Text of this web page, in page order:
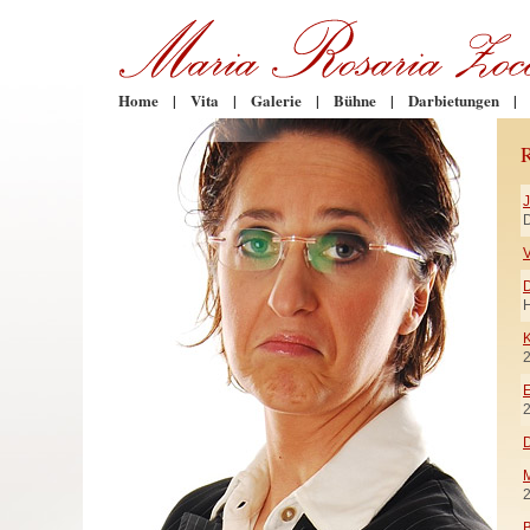
Home | Vita | Galerie | Bühne | Darbietungen |